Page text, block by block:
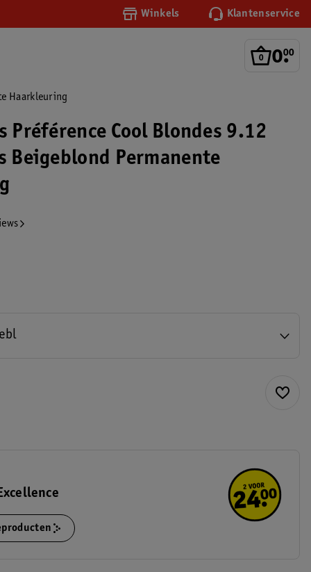
Winkels Klantenservice
0.
00
Haarkleuring
Préférence Cool Blondes 9.12
Beigeblond Permanente